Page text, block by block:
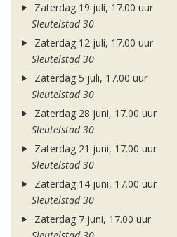
Zaterdag 19 juli, 17.00 uur
Sleutelstad 30
Zaterdag 12 juli, 17.00 uur
Sleutelstad 30
Zaterdag 5 juli, 17.00 uur
Sleutelstad 30
Zaterdag 28 juni, 17.00 uur
Sleutelstad 30
Zaterdag 21 juni, 17.00 uur
Sleutelstad 30
Zaterdag 14 juni, 17.00 uur
Sleutelstad 30
Zaterdag 7 juni, 17.00 uur